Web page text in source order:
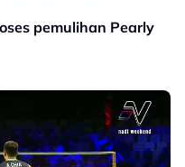
pemulihan Pearly